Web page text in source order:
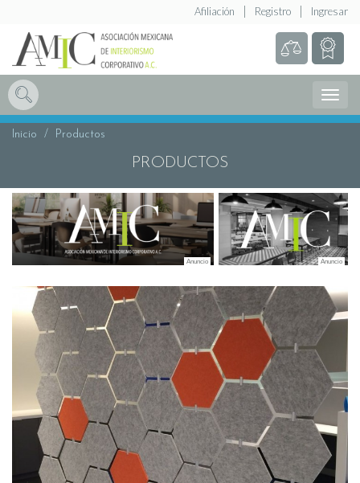
Ingresar
Registro
Afiliación
Menú
Inicio Productos
PRODUCTOS